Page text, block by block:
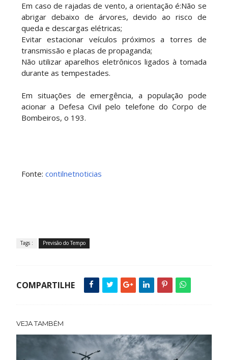
Em caso de rajadas de vento, a orientação é:Não se
abrigar debaixo de árvores, devido ao risco de
queda e descargas elétricas;
Evitar estacionar veículos próximos a torres de
transmissão e placas de propaganda;
Não utilizar aparelhos eletrônicos ligados à tomada
durante as tempestades.
Em situações de emergência, a população pode
acionar a Defesa Civil pelo telefone do Corpo de
Bombeiros, o 193.
Fonte: contilnetnoticias
Tags : Previsão do Tempo
COMPARTILHE
VEJA TAMBÉM